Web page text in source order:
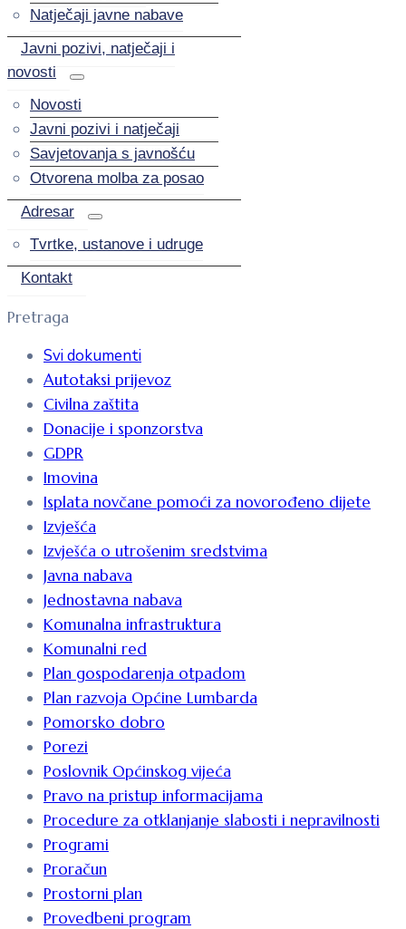
Natječaji javne nabave
Javni pozivi, natječaji i
novosti
Novosti
Javni pozivi i natječaji
Savjetovanja s javnošću
Otvorena molba za posao
Adresar
Tvrtke, ustanove i udruge
Kontakt
Pretraga
Svi dokumenti
Autotaksi prijevoz
Civilna zaštita
Donacije i sponzorstva
GDPR
Imovina
Isplata novčane pomoći za novorođeno dijete
Izvješća
Izvješća o utrošenim sredstvima
Javna nabava
Jednostavna nabava
Komunalna infrastruktura
Komunalni red
Plan gospodarenja otpadom
Plan razvoja Općine Lumbarda
Pomorsko dobro
Porezi
Poslovnik Općinskog vijeća
Pravo na pristup informacijama
Procedure za otklanjanje slabosti i nepravilnosti
Programi
Proračun
Prostorni plan
Provedbeni program